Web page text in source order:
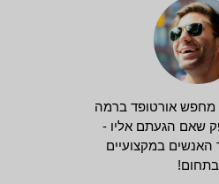
מחפש אורטופד ברמה
שאם הגעתם אליו -
במקצועיים
בתחום!